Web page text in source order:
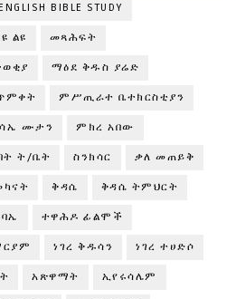
ENGLISH BIBLE STUDY
ልዩ መጻሕፍት
ማዕደ ቅዱስ ያሬድ
ምሥጢራተ ቤተክርስቲያን
ሙታን ምክረ አበው
ት/ቤት ስንክሳር ቃለ መጠይቅ
ቅዳሴ ቅዳሴ ትምህርት
ተዋሕዶ ፊልሞች
ነገረ ቅዱሳን ነገረ ተሀድሶ
አጽዋማት ኢየሩሳሌም